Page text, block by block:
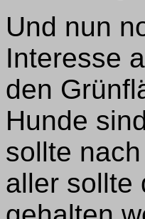
Und nun
Interesse
den
Hunde
sollte
aller sollte